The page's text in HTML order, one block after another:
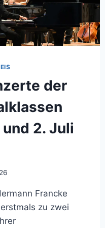
der
2. Juli
Francke
zu zwei